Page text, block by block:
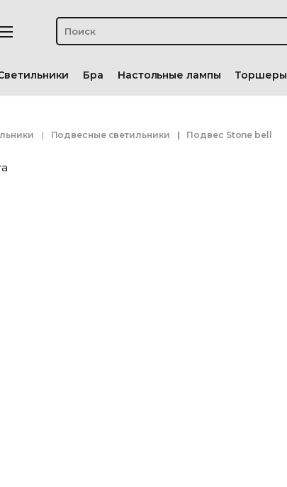
Бра Настольные лампы Торшеры
Подвесные светильники Подвес Stone bell